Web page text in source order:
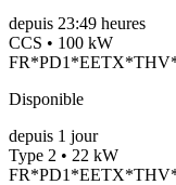
depuis 23:49 heures
CCS • 100 kW
Disponible
depuis 1 jour
Type 2 • 22 kW